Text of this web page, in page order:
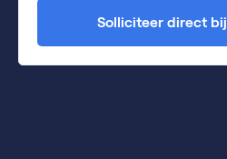
Solliciteer direct bij